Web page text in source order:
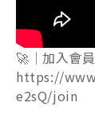
🚀｜加入會
https://
e2sQ/join